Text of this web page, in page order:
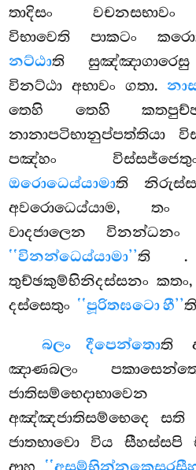
තාදිසං වචනසභාවං
විභාවෙති පාකටං
නට්ඨාති
විනට්ඨා අභාවං ගතා.
තෙහි තෙහි
නානාපටිභානුප්පත්තියා
පඤ්හං
ඔරොධෙය්යාමාති
අවරොධෙය්යාම,
වාදජාලෙන
‘‘විනන්ධෙය්යාමා’’ති .
තුච්ඡකුම්භිනිදස්සනං
දස්සෙතුං ‘‘පූරිතඝටො හී’’
බලං දීපෙන්තොති
ඤාණබලං
අඤ්ඤජාතිසම්භෙදෙ සති
ජාතභාවො විය සීහස්සපි